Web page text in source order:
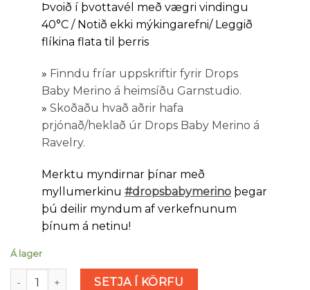
Þvoið í þvottavél með vægri vindingu
40°C / Notið ekki mýkingarefni/ Leggið
flíkina flata til þerris
» Finndu fríar uppskriftir fyrir Drops
Baby Merino á heimsíðu Garnstudio.
» Skoðaðu hvað aðrir hafa
prjónað/heklað úr Drops Baby Merino á
Ravelry.
Merktu myndirnar þínar með
myllumerkinu #dropsbabymerino þegar
þú deilir myndum af verkefnunum
þínum á netinu!
Á lager
*Drops Baby Merino - Lavender (nr 25) magn
SETJA Í KÖRFU